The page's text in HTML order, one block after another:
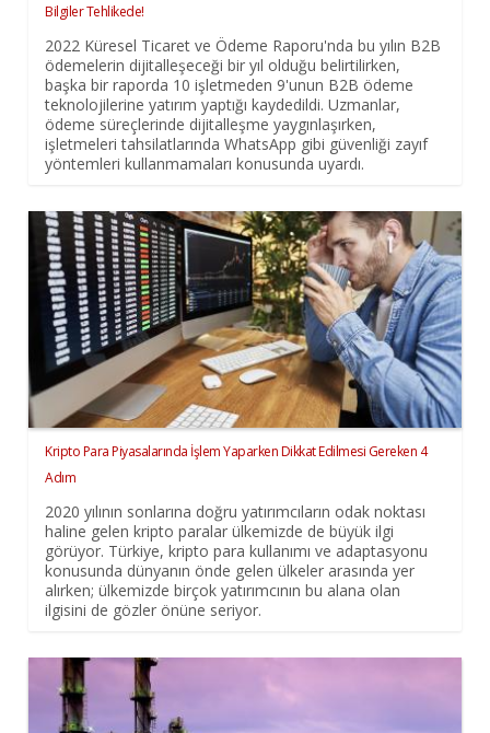
Bilgiler Tehlikede!
2022 Küresel Ticaret ve Ödeme Raporu'nda bu yılın B2B
ödemelerin dijitalleşeceği bir yıl olduğu belirtilirken,
başka bir raporda 10 işletmeden 9'unun B2B ödeme
teknolojilerine yatırım yaptığı kaydedildi. Uzmanlar,
ödeme süreçlerinde dijitalleşme yaygınlaşırken,
işletmeleri tahsilatlarında WhatsApp gibi güvenliği zayıf
yöntemleri kullanmamaları konusunda uyardı.
Kripto Para Piyasalarında İşlem Yaparken Dikkat Edilmesi Gereken 4
Adım
2020 yılının sonlarına doğru yatırımcıların odak noktası
haline gelen kripto paralar ülkemizde de büyük ilgi
görüyor. Türkiye, kripto para kullanımı ve adaptasyonu
konusunda dünyanın önde gelen ülkeler arasında yer
alırken; ülkemizde birçok yatırımcının bu alana olan
ilgisini de gözler önüne seriyor.